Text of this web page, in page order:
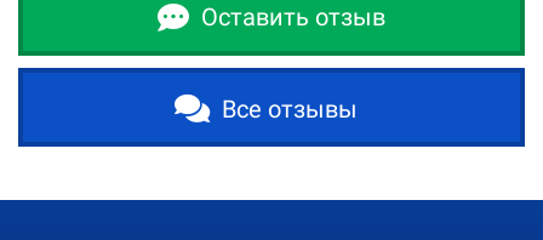
Оставить отзыв
Все отзывы